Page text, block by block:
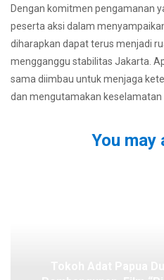
Dengan komitmen pengamanan
peserta aksi dalam
diharapkan dapat terus menjadi
mengganggu stabilitas Jakarta.
sama diimbau untuk menjaga
dan mengutamakan keselamatan
You may